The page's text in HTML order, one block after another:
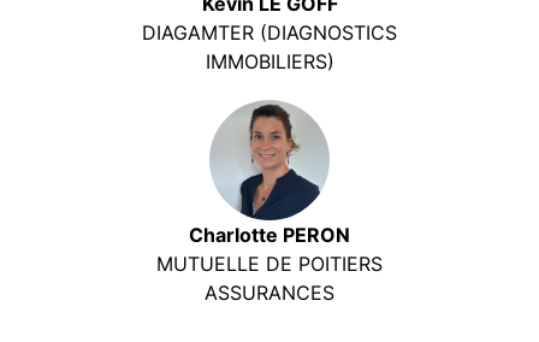
DIAGAMTER (DIAGNOSTICS
IMMOBILIERS)
Charlotte PERON
MUTUELLE DE POITIERS
ASSURANCES